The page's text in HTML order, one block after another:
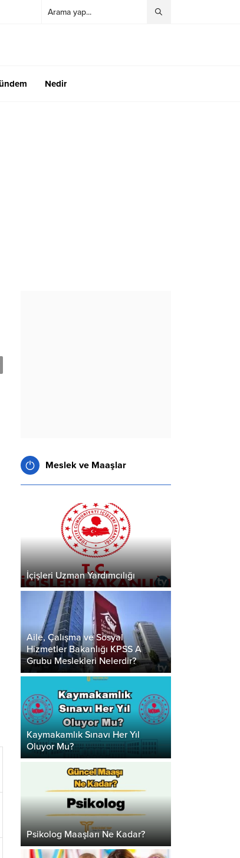
Nedir
Meslek ve Maaşlar
İçişleri Uzman Yardımcılığı
Aile, Çalışma ve Sosyal
Hizmetler Bakanlığı KPSS A
Grubu Meslekleri Nelerdir?
Kaymakamlık Sınavı Her Yıl
Oluyor Mu?
Psikolog Maaşları Ne Kadar?